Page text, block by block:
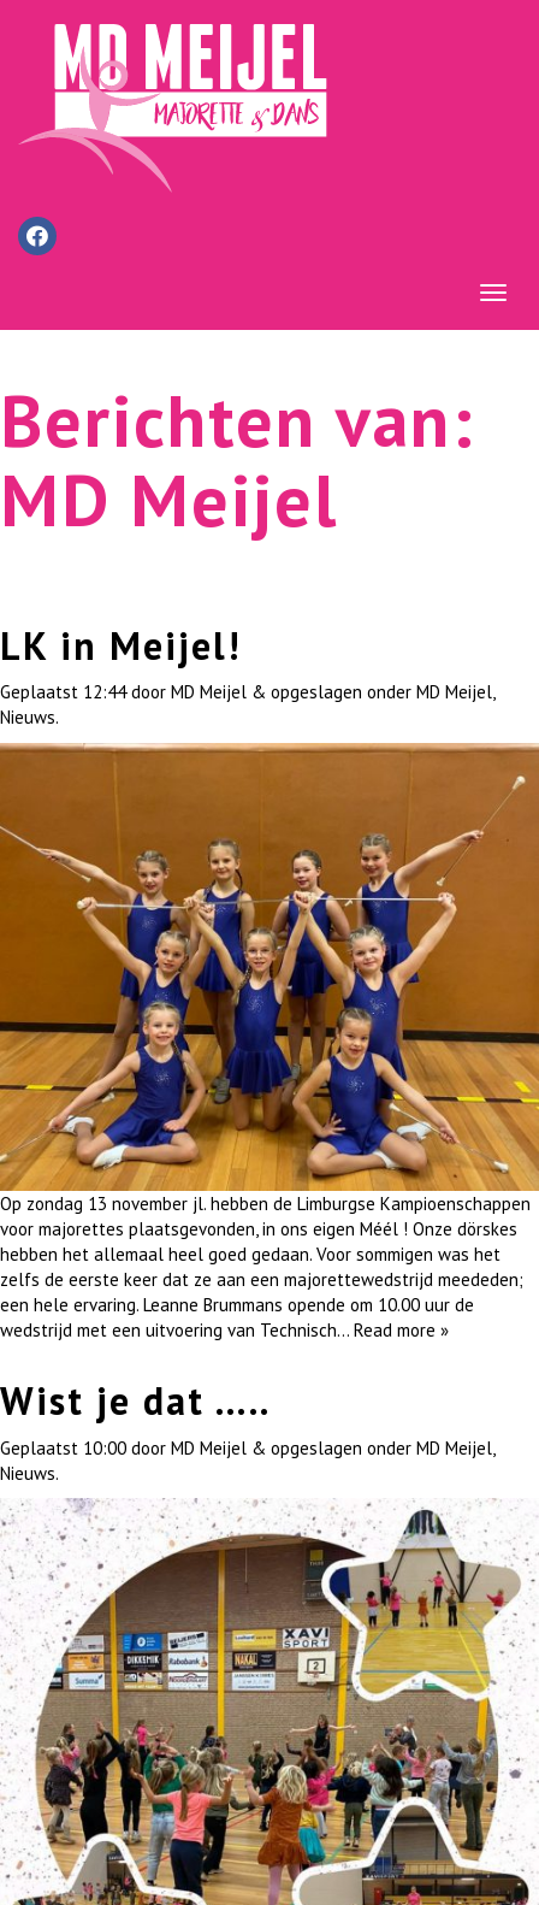
Berichten van:
MD Meijel
LK in Meijel!
Geplaatst 12:44door MD Meijel & opgeslagen onder MD Meijel,
Nieuws.
Op zondag 13 november jl. hebben de Limburgse Kampioenschappen
voor majorettes plaatsgevonden, in ons eigen Méél ! Onze dörskes
hebben het allemaal heel goed gedaan. Voor sommigen was het
zelfs de eerste keer dat ze aan een majorettewedstrijd meededen;
een hele ervaring. Leanne Brummans opende om 10.00 uur de
wedstrijd met een uitvoering van Technisch… Read more »
Wist je dat …..
Geplaatst 10:00 door MD Meijel & opgeslagen onder MD Meijel,
Nieuws.